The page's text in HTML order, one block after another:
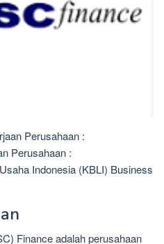
Perusahaan :
Perusahaan :
Indonesia (KBLI) Business
Finance adalah perusahaan